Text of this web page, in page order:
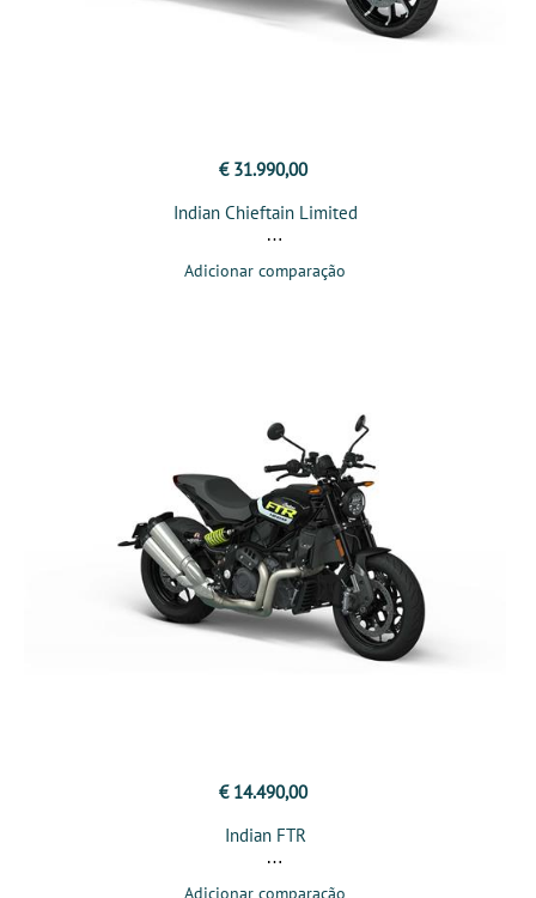
€ 31.990,00
Indian Chieftain Limited
Adicionar comparação
€ 14.490,00
Indian FTR
Adicionar comparação